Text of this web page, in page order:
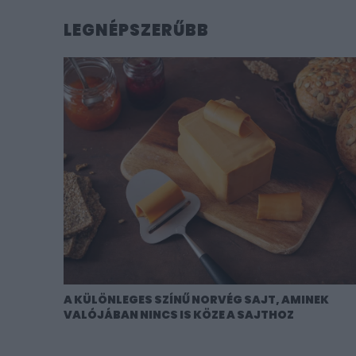
LEGNÉPSZERŰBB
A KÜLÖNLEGES SZÍNŰ NORVÉG SAJT, AMINEK
VALÓJÁBAN NINCS IS KÖZE A SAJTHOZ